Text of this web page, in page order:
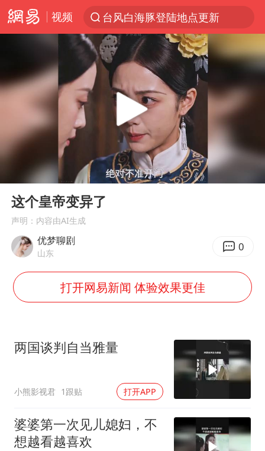
视频
台风白海豚登陆地点更新
台风白海豚进入48小时警戒线
佛得角门将亮相智利俱乐部主场
中方回应是否在太平洋海底开采稀土
台风白海豚影响中国已成定局
看守所辅警收受10万获刑1年
U17国足1分钟轰2球
宇树科技发行价格150.80元/股
宇树科技王兴兴身家有望超200亿元
我国编制完成新版全月地质图
中国“五箭齐发”反制美国
首次证实！“胶球”存在
东方甄选被判赔偿江小白30万元
奋进开新局 实干挑大梁
Play
00:00 03:51
这个皇帝变异了
声明：内容由AI生成
优梦聊剧
山东 0
打开网易新闻 体验效果更佳
两国谈判自当雅量
小熊影视君 1跟贴 打开APP
婆婆第一次见儿媳妇，不
想越看越喜欢